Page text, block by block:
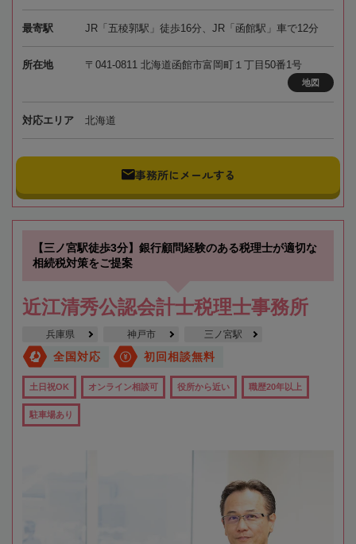
最寄駅 JR「五稜郭駅」徒歩16分、JR「函館駅」車で12分
所在地 〒041-0811 北海道函館市富岡町１丁目50番1号
地図
対応エリア 北海道
事務所にメールする
【三ノ宮駅徒歩3分】銀行顧問経験のある税理士が適切な
相続税対策をご提案
近江清秀公認会計士税理士事務所
兵庫県 神戸市 三ノ宮駅
全国対応 初回相談無料
土日祝OK オンライン相談可 役所から近い 職歴20年以上
駐車場あり